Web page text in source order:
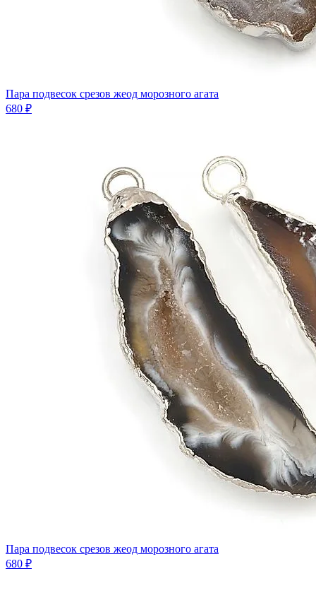
Пара подвесок срезов жеод морозного агата
680 ₽
Пара подвесок срезов жеод морозного агата
680 ₽